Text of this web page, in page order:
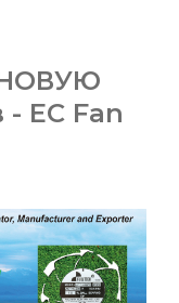
НОВУЮ
EC Fan